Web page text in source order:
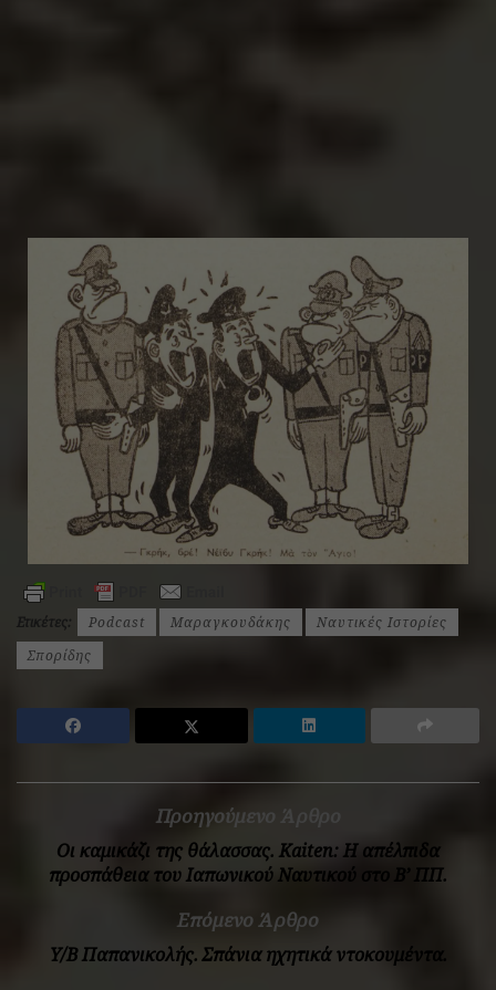
Ετικέτες: Podcast Μαραγκουδάκης
Ναυτικές Ιστορίες
Σπορίδης
Προηγούμενο Άρθρο
Οι καμικάζι της θάλασσας. Kaiten: Η απέλπιδα
προσπάθεια του Ιαπωνικού Ναυτικού στο Β’ ΠΠ.
Επόμενο Άρθρο
Y/B Παπανικολής. Σπάνια ηχητικά ντοκουμέντα.